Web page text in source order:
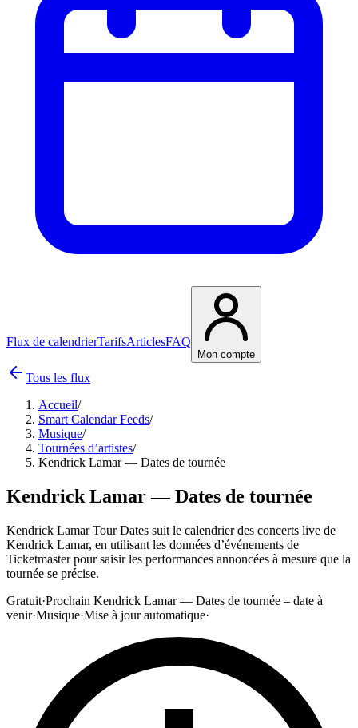
Flux de calendrierTarifsArticlesFAQ
Mon compte
Tous les flux
Accueil/
Smart Calendar Feeds/
Musique/
Tournées d’artistes/
Kendrick Lamar — Dates de tournée
Kendrick Lamar — Dates de tournée
Kendrick Lamar Tour Dates suit le calendrier des concerts live de
Kendrick Lamar, en utilisant les données d’événements de
Ticketmaster pour saisir les performances annoncées à mesure que la
tournée se précise.
Gratuit·Prochain Kendrick Lamar — Dates de tournée – date à
venir·Musique·Mise à jour automatique·